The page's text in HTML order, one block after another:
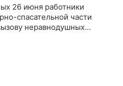
26 июня работники
спасательной части
неравнодушных